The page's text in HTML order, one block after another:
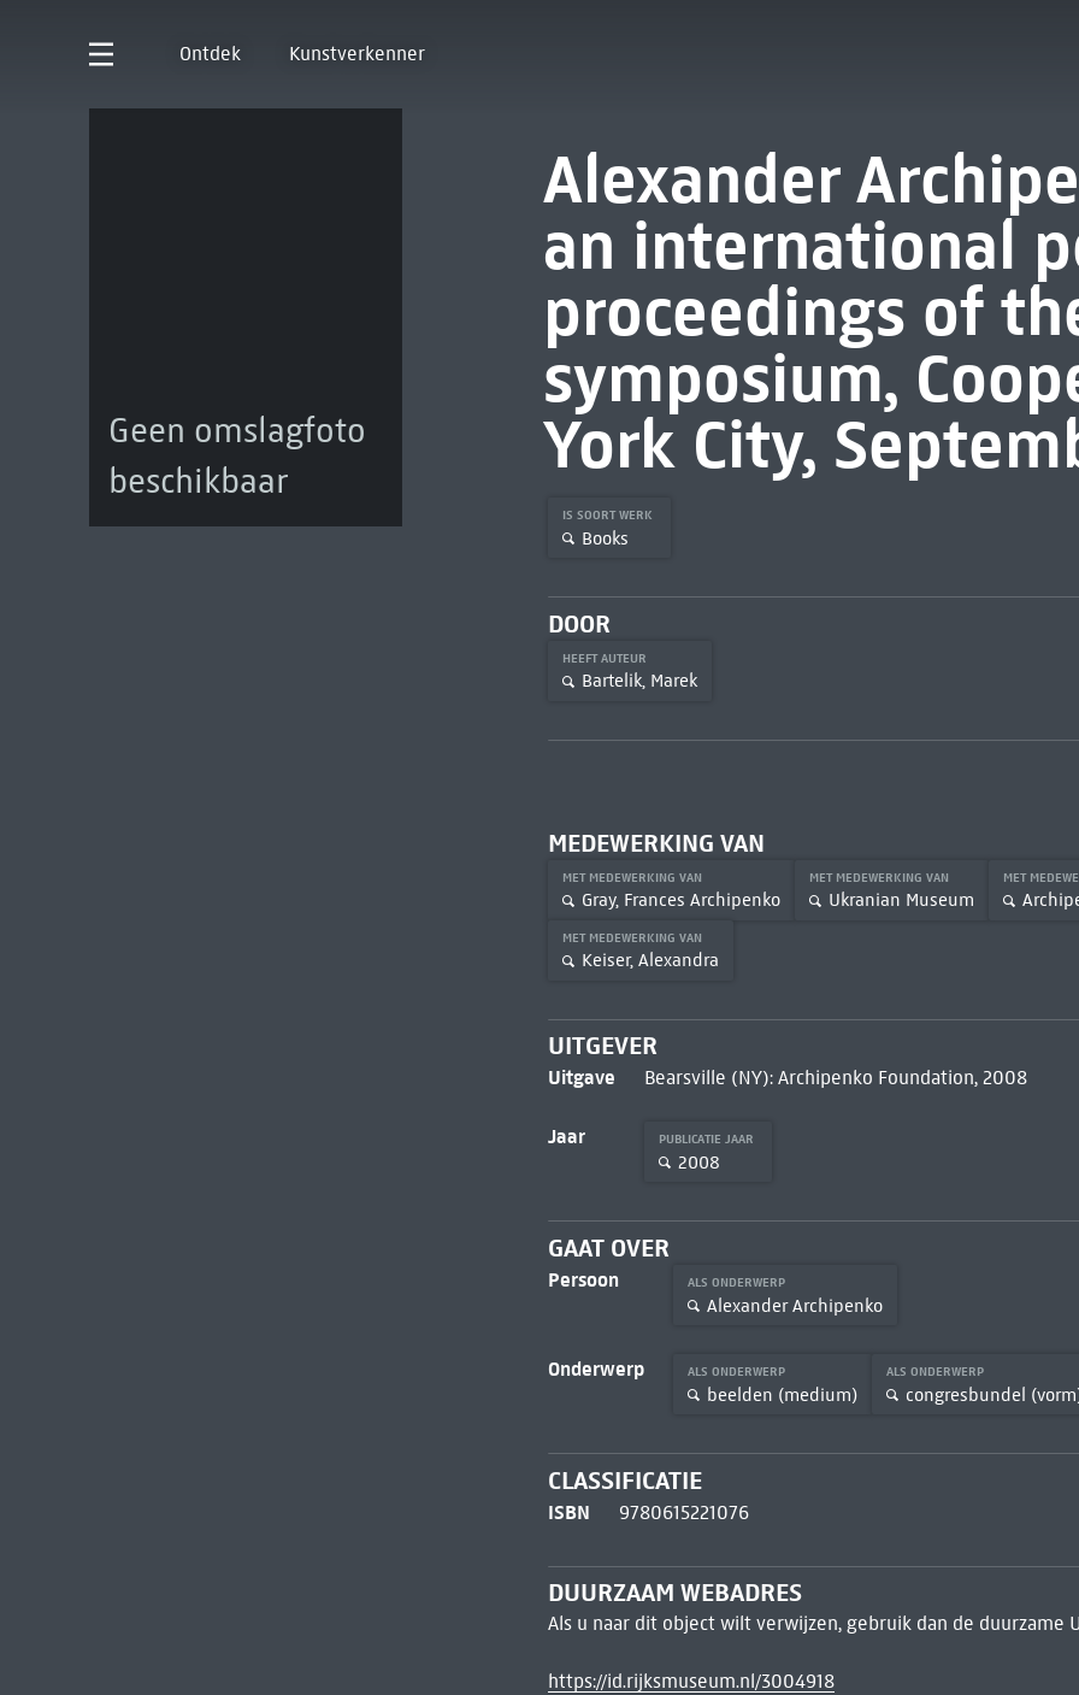
Ontdek Kunstverkenner
Geen omslagfoto
beschikbaar
Alexander
an international
proceedings of
symposium,
York City,
IS SOORT WERK
Books
DOOR
HEEFT AUTEUR
Bartelik, Marek
MEDEWERKING VAN
MET MEDEWERKING VAN
Gray, Frances Archipenko
MET MEDEWERKING VAN
Ukranian Museum
MET
MET MEDEWERKING VAN
Keiser, Alexandra
UITGEVER
Uitgave Bearsville (NY): Archipenko Foundation, 2008
Jaar PUBLICATIE JAAR
2008
GAAT OVER
Persoon ALS ONDERWERP
Alexander Archipenko
Onderwerp ALS ONDERWERP
beelden (medium)
ALS ONDERWERP
congresbundel
CLASSIFICATIE
ISBN 9780615221076
DUURZAAM WEBADRES
Als u naar dit object wilt verwijzen, gebruik dan de duurzame
https://id.rijksmuseum.nl/3004918